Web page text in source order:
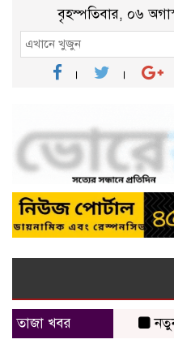
বৃহস্পতিবার, ০৬
তাজা খবর
নতুন